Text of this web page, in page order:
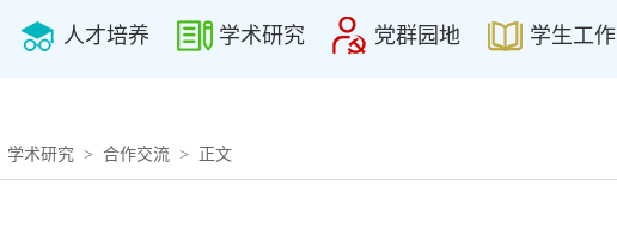
人才培养 学术研究 党群园地 学生工作
学术研究 > 合作交流 > 正文